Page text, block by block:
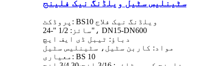
سٹینلیس سٹیل ویلڈنگ نیک فلینج
پروڈکٹ: BS10 ویلڈنگ نیک فلاج
سائز: 1/2 "-24"، DN15-DN600
دباؤ: ٹیبل ڈی ایف ایچ
مواد: کاربن سٹیل، سٹینلیس سٹیل
معیاری: BS 10